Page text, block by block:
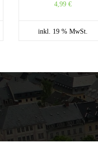
4,99€
inkl. 19 % MwSt.